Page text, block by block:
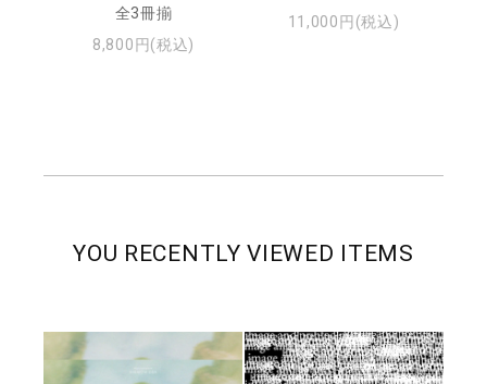
全3冊揃
8,800円(税込)
11,000円(税込)
YOU RECENTLY VIEWED ITEMS